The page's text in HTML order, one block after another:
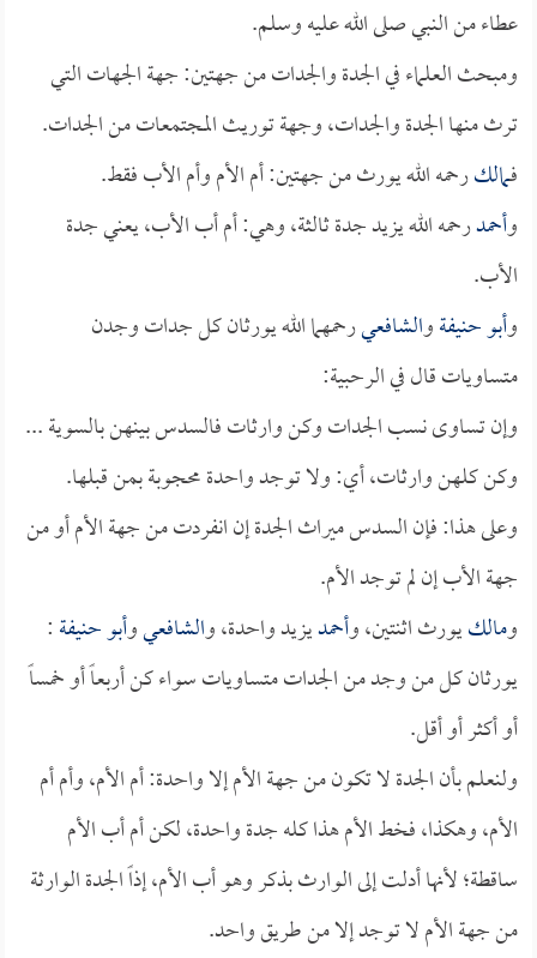
عطاء من النبي صلى الله عليه وسلم.
ومبحث العلماء في الجدة والجدات من جهتين: جهة الجهات التي
ترث منها الجدة والجدات، وجهة توريث المجتمعات من الجدات.
فـمالكرحمه الله يورث من جهتين: أم الأم وأم الأب فقط.
وأحمدرحمه الله يزيد جدة ثالثة، وهي: أم أب الأب، يعني جدة
الأب.
وأبو حنيفةوالشافعيرحمهما الله يورثان كل جدات وجدن
متساويات قال في الرحبية:
وإن تساوى نسب الجدات وكن وارثات فالسدس بينهن بالسوية ...
وكن كلهن وارثات، أي: ولا توجد واحدة محجوبة بمن قبلها.
وعلى هذا: فإن السدس ميراث الجدة إن انفردت من جهة الأم أو من
جهة الأب إن لم توجد الأم.
ومالكيورث اثنتين، وأحمديزيد واحدة، والشافعيوأبو حنيفة:
يورثان كل من وجد من الجدات متساويات سواء كن أربعاً أو خمساً
أو أكثر أو أقل.
ولنعلم بأن الجدة لا تكون من جهة الأم إلا واحدة: أم الأم، وأم أم
الأم، وهكذا، فخط الأم هذا كله جدة واحدة، لكن أم أب الأم
ساقطة؛ لأنها أدلت إلى الوارث بذكر وهو أب الأم، إذاً الجدة الوارثة
من جهة الأم لا توجد إلا من طريق واحد.